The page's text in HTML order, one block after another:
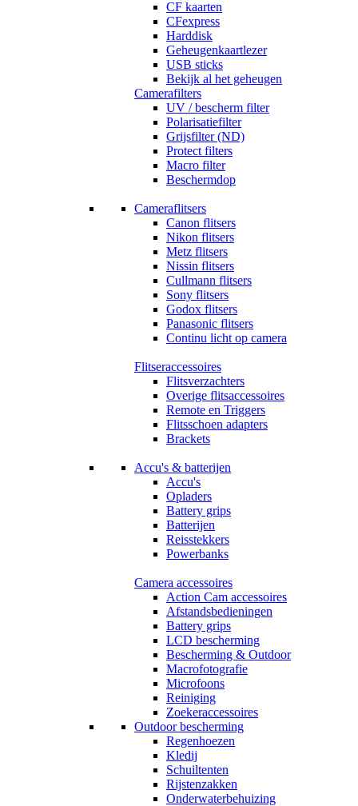
CF kaarten
CFexpress
Harddisk
Geheugenkaartlezer
USB sticks
Bekijk al het geheugen
Camerafilters
UV / bescherm filter
Polarisatiefilter
Grijsfilter (ND)
Protect filters
Macro filter
Beschermdop
Cameraflitsers
Canon flitsers
Nikon flitsers
Metz flitsers
Nissin flitsers
Cullmann flitsers
Sony flitsers
Godox flitsers
Panasonic flitsers
Continu licht op camera
Flitseraccessoires
Flitsverzachters
Overige flitsaccessoires
Remote en Triggers
Flitsschoen adapters
Brackets
Accu's & batterijen
Accu's
Opladers
Battery grips
Batterijen
Reisstekkers
Powerbanks
Camera accessoires
Action Cam accessoires
Afstandsbedieningen
Battery grips
LCD bescherming
Bescherming & Outdoor
Macrofotografie
Microfoons
Reiniging
Zoekeraccessoires
Outdoor bescherming
Regenhoezen
Kledij
Schuiltenten
Rijstenzakken
Onderwaterbehuizing